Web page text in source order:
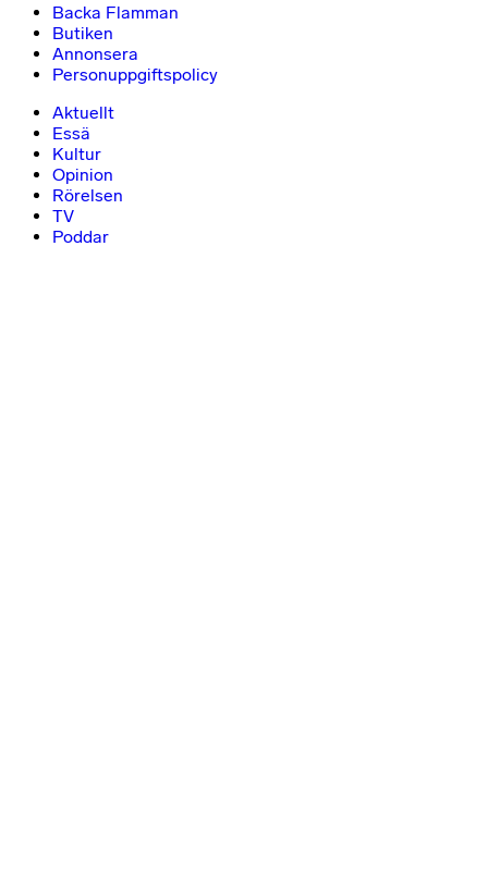
Backa Flamman
Butiken
Annonsera
Personuppgiftspolicy
Aktuellt
Essä
Kultur
Opinion
Rörelsen
TV
Poddar